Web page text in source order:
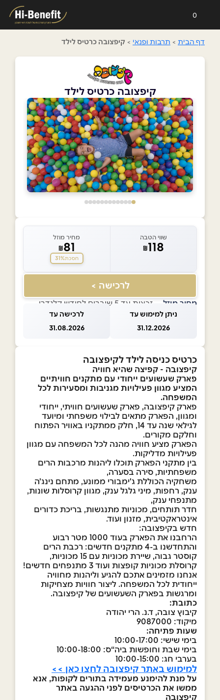
0
דף הבית > תרבות ופנאי > קיפצובה כרטיס לילד
קיפצובה כרטיס לילד
שווי הטבה
₪118
מחיר מוזל
₪81
חסכת31%
לרכישה >
מחיר מוזל — זכאות עד 5 שוברים לחודש קלנדרי
ניתן למימוש עד
31.12.2026
לרכישה עד
31.08.2026
כרטיס כניסה לילד לקיפצובה
קיפצובה - קפיצה שהיא חוויה
פארק שעשועים ייחודי עם מתקנים חוויתיים
המציע מגוון פעילויות מגניבות ומסעירות לכל
המשפחה.
פארק קיפצובה, פארק שעשועים חוויתי, ייחודי
ומגוון, הפארק מתאים לבילוי משפחתי ומיועד
לגילאי שנה עד 14, חלק ממתקניו באוויר הפתוח
וחלקם מקורים.
הפארק מציע חוויה מהנה לכל המשפחה עם מגוון
פעילויות מדליקות.
בין מתקני הפארק תוכלו ליהנות מרכבות הרים
משפחתיות, סירה בסערה,
משחקיה הכוללת ג'ימבורי ממונע, מתחם נינג'ה
ענק, רחפות, מיני גלגל ענק, מגוון קרוסלות שונות,
מתנפחי ענק,
חדר תותחים, מכוניות מתנגשות, בריכת כדורים
אינטראקטיבית, מזנון ועוד.
חדש בקיפצובה:
הרחבנו את הפארק בעוד 1000 מטר רבוע
והתחדשנו ב-4 מתקנים חדשים: רכבת הרים
קוסטר גבוה, שיירת מכוניות עם 15 מכוניות,
קרוסלת מכוניות קופצות ועוד 3 מתנפחים חדשים!
אנחנו מזמינים אתכם להגיע וליהנות מחוויה
ייחודית לכל המשפחה. ליצור חוויות מצחיקות
ומרגשות בפארק השעשועים של קיפצובה.
כתובת:
קיבוץ צובה, ד.נ. הרי יהודה
מיקוד: 9087000
שעות פתיחה:
בימי שישי: 10:00-17:00
בימי שבת וחופשות ביה“ס: 10:00-18:00
בערבי חג: 10:00-15:00
למימוש באתר קיפצובה לחצו כאן >>
על מנת להימנע מעמידה בתורים לקופות, אנא
ממשו את הכרטיסים לפני ההגעה באתר
קיפצובה